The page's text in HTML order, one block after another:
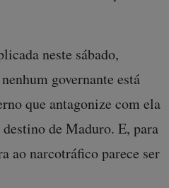
neste sábado,
governante está
que antagonize com ela
de Maduro. E, para
ao narcotráfico parece ser